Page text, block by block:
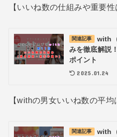
【いいね数の仕組みや重要
関連記事
with
みを徹底解説
ポイント
2025.01.24
【withの男女いいね数の平均
関連記事
with